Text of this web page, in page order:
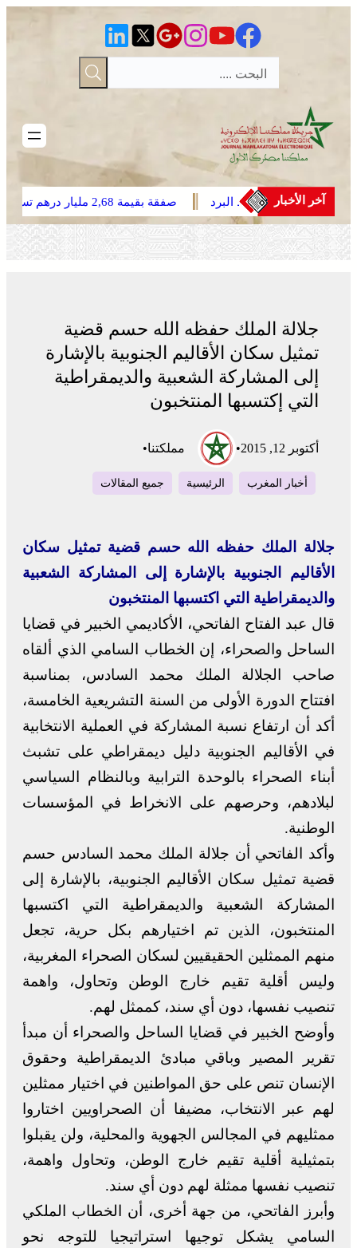
آخر الأخبار
رعدية مع تساقط البرد
مناطق المملكة (نشرة
صفقة بقيمة 2,68 مليار درهم تسرع
جلالة الملك حفظه الله حسم قضية
تمثيل سكان الأقاليم الجنوبية بالإشارة
إلى المشاركة الشعبية والديمقراطية
التي إكتسبها المنتخبون
أكتوبر 12, 2015 • مملكتنا•
أخبار المغرب الرئيسية جميع المقالات
جلالة الملك حفظه الله حسم قضية تمثيل سكان
الأقاليم الجنوبية بالإشارة إلى المشاركة الشعبية
والديمقراطية التي اكتسبها المنتخبون
قال عبد الفتاح الفاتحي، الأكاديمي الخبير في قضايا
الساحل والصحراء، إن الخطاب السامي الذي ألقاه
صاحب الجلالة الملك محمد السادس، بمناسبة
افتتاح الدورة الأولى من السنة التشريعية الخامسة،
أكد أن ارتفاع نسبة المشاركة في العملية الانتخابية
في الأقاليم الجنوبية دليل ديمقراطي على تشبث
أبناء الصحراء بالوحدة الترابية وبالنظام السياسي
لبلادهم، وحرصهم على الانخراط في المؤسسات
الوطنية.
وأكد الفاتحي أن جلالة الملك محمد السادس حسم
قضية تمثيل سكان الأقاليم الجنوبية، بالإشارة إلى
المشاركة الشعبية والديمقراطية التي اكتسبها
المنتخبون، الذين تم اختيارهم بكل حرية، تجعل
منهم الممثلين الحقيقيين لسكان الصحراء المغربية،
وليس أقلية تقيم خارج الوطن وتحاول، واهمة
تنصيب نفسها، دون أي سند، كممثل لهم.
وأوضح الخبير في قضايا الساحل والصحراء أن مبدأ
تقرير المصير وباقي مبادئ الديمقراطية وحقوق
الإنسان تنص على حق المواطنين في اختيار ممثلين
لهم عبر الانتخاب، مضيفا أن الصحراويين اختاروا
ممثليهم في المجالس الجهوية والمحلية، ولن يقبلوا
بتمثيلية أقلية تقيم خارج الوطن، وتحاول واهمة،
تنصيب نفسها ممثلة لهم دون أي سند.
وأبرز الفاتحي، من جهة أخرى، أن الخطاب الملكي
السامي يشكل توجيها استراتيجيا للتوجه نحو